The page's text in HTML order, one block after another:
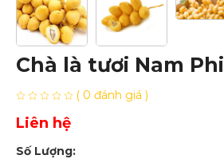
Chà là tươi Nam Phi
( 0 đánh giá )
Liên hệ
Số Lượng: